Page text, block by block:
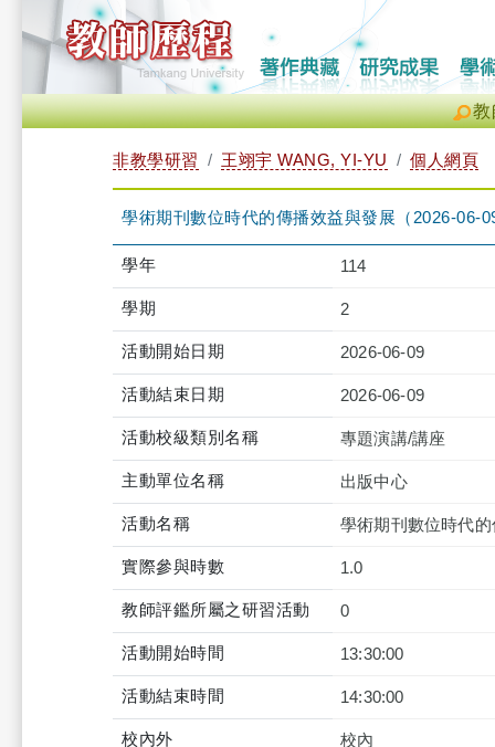
教
非教學研習 王翊宇 WANG, YI-YU 個人網頁
學術期刊數位時代的傳播效益與發展（2026-06-
學年 114
學期 2
活動開始日期 2026-06-09
活動結束日期 2026-06-09
活動校級類別名稱 專題演講/講座
主動單位名稱 出版中心
活動名稱 學術期刊數位時代
實際參與時數 1.0
教師評鑑所屬之研習活動 0
活動開始時間 13:30:00
活動結束時間 14:30:00
校內外 校內